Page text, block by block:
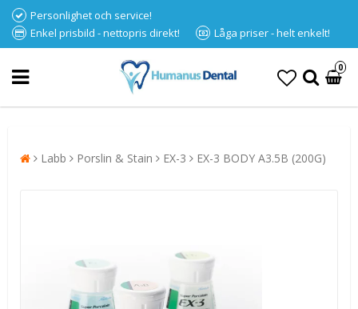
Personlighet och service!
Enkel prisbild - nettopris direkt!
Låga priser - helt enkelt!
0
Labb Porslin & Stain EX-3 EX-3 BODY A3.5B (200G)